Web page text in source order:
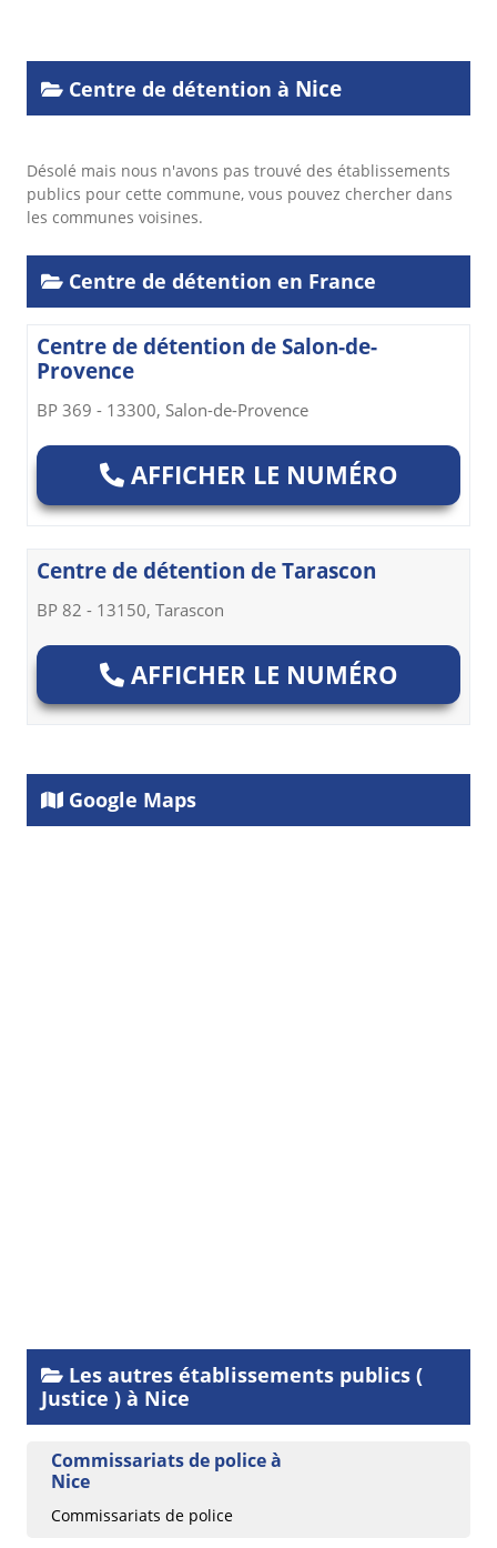
Centre de détention à Nice
Désolé mais nous n'avons pas trouvé des établissements
publics pour cette commune, vous pouvez chercher dans
les communes voisines.
Centre de détention en France
Centre de détention de Salon-de-
Provence
BP 369 - 13300, Salon-de-Provence
AFFICHER LE NUMÉRO
Centre de détention de Tarascon
BP 82 - 13150, Tarascon
AFFICHER LE NUMÉRO
Google Maps
Les autres établissements publics (
Justice ) à Nice
Commissariats de police à
Nice
Commissariats de police